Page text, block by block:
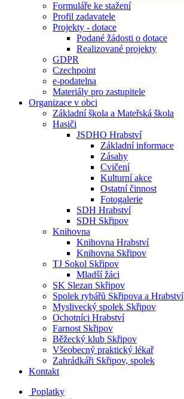
Formuláře ke stažení
Profil zadavatele
Projekty - dotace
Podané žádosti o dotace
Realizované projekty
GDPR
Czechpoint
e-podatelna
Materiály pro zastupitele
Organizace v obci
Základní škola a Mateřská škola
Hasiči
JSDHO Hrabství
Základní informace
Zásahy
Cvičení
Kulturní akce
Ostatní činnost
Fotogalerie
SDH Hrabství
SDH Skřipov
Knihovna
Knihovna Hrabství
Knihovna Skřipov
TJ Sokol Skřipov
Mladší žáci
SK Slezan Skřipov
Spolek rybářů Skřipova a Hrabství
Myslivecký spolek Skřipov
Ochotníci Hrabství
Farnost Skřipov
Běžecký klub Skřipov
Všeobecný praktický lékař
Zahrádkáři Skřipov, spolek
Kontakt
Poplatky